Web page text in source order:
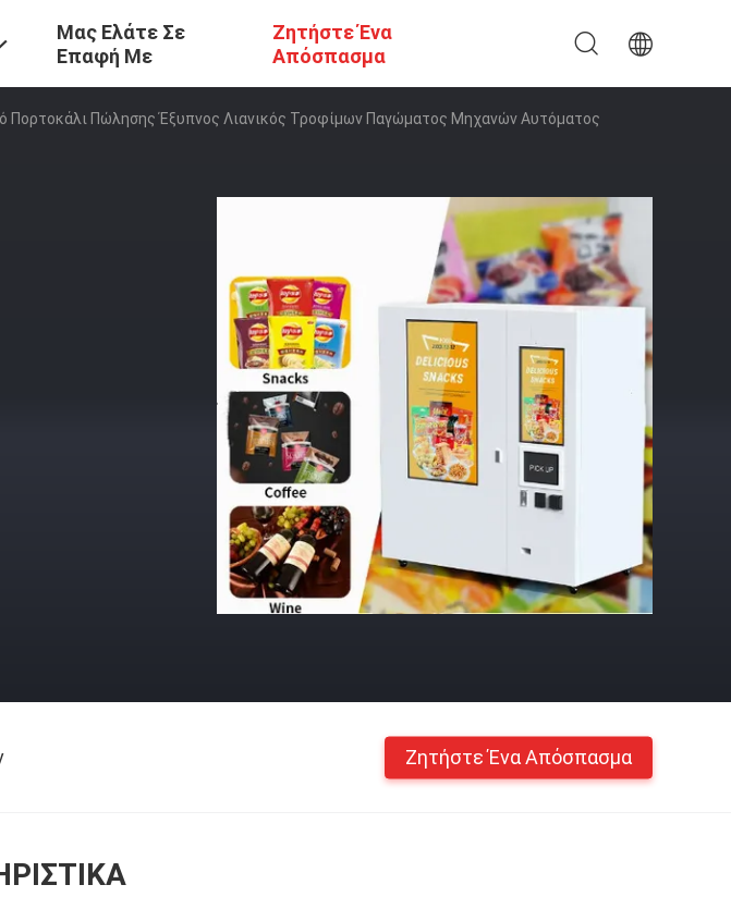
Μας Ελάτε Σε
Επαφή Με
Ζητήστε Ένα
Απόσπασμα
Πορτοκάλι Πώλησης Έξυπνος Λιανικός Τροφίμων Παγώματος Μηχανών Αυτόματος
Ζητήστε Ένα Απόσπασμα